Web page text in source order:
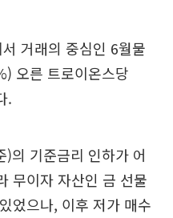
거래의 중심인 6월물
오른 트로이온스당
.
)의 기준금리 인하가 어
무이자 자산인 금 선물
었으나, 이후 저가 매수